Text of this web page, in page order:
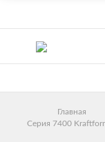
Главная
Серия 7400